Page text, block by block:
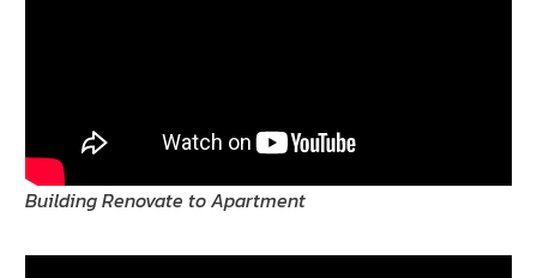
Building Renovate to Apartment